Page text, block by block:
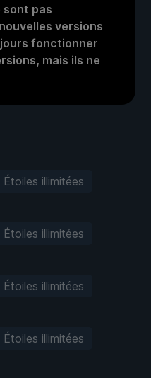
sont pas
versions
fonctionner
mais ils ne
Étoiles illimitées
Étoiles illimitées
Étoiles illimitées
Étoiles illimitées